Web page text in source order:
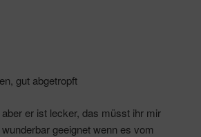
gut abgetropft
er ist lecker, das müsst ihr mir
geeignet wenn es vom